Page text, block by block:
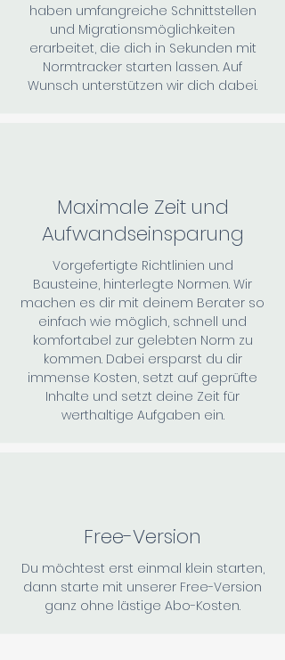
haben umfangreiche Schnittstellen
und Migrationsmöglichkeiten
erarbeitet, die dich in Sekunden mit
Normtracker starten lassen. Auf
Wunsch unterstützen wir dich dabei.
Maximale Zeit und
Aufwandseinsparung
Vorgefertigte Richtlinien und
Bausteine, hinterlegte Normen. Wir
machen es dir mit deinem Berater so
einfach wie möglich, schnell und
komfortabel zur gelebten Norm zu
kommen. Dabei ersparst du dir
immense Kosten, setzt auf geprüfte
Inhalte und setzt deine Zeit für
werthaltige Aufgaben ein.
Free-Version
Du möchtest erst einmal klein starten,
dann starte mit unserer Free-Version
ganz ohne lästige Abo-Kosten.